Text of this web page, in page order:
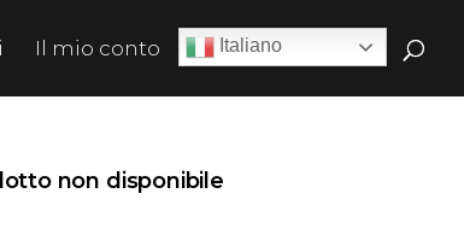
Il mio conto
non disponibile
Italiano